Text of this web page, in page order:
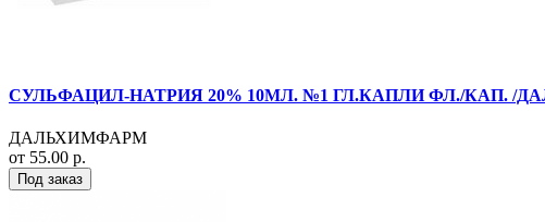
СУЛЬФАЦИЛ-НАТРИЯ 20% 10МЛ. №1 ГЛ.КАПЛИ ФЛ./КАП. /
ДАЛЬХИМФАРМ
от 55.00 р.
Под заказ